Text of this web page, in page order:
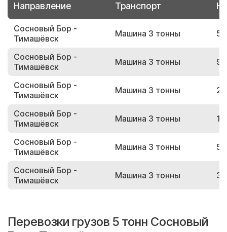
Направление Транспорт
Сосновый Бор -
Тимашёвск
Машина 3 тонны
Сосновый Бор -
Тимашёвск
Машина 3 тонны
Сосновый Бор -
Тимашёвск
Машина 3 тонны
Сосновый Бор -
Тимашёвск
Машина 3 тонны
Сосновый Бор -
Тимашёвск
Машина 3 тонны
Сосновый Бор -
Тимашёвск
Машина 3 тонны
Перевозки грузов 5 тонн Сосновый